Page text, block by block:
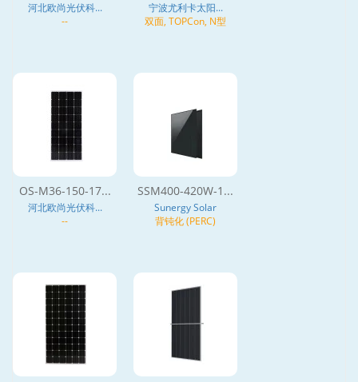
河北欧尚光伏科...
--
宁波尤利卡太阳...
双面, TOPCon, N型
OS-M36-150-17...
河北欧尚光伏科...
--
SSM400-420W-1...
Sunergy Solar
背钝化 (PERC)